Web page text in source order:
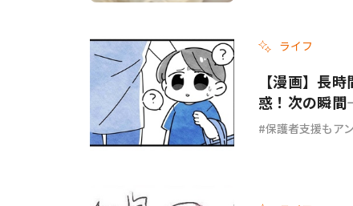
ライフ
【漫画】長
惑！次の瞬間
保護者支援もア